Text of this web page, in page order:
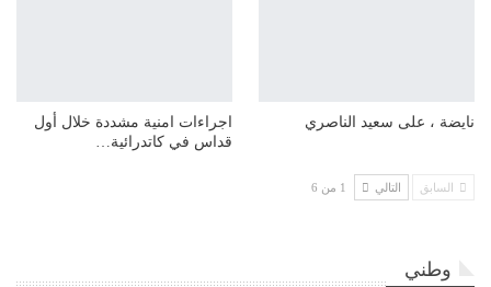
نايضة ، على سعيد الناصري
اجراءات امنية مشددة خلال أول
قداس في كاتدرائية…
السابق التالي 1 من 6
وطني